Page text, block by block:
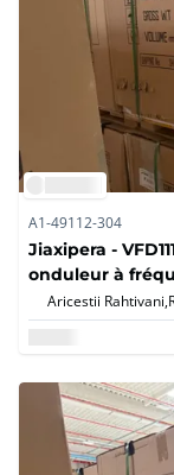
A1-49112-304
Jiaxipera -
onduleur à
Aricestii Rahtivani,